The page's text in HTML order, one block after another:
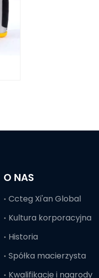
O NAS
Ccteg Xi'an Global
Kultura korporacyjna
Historia
Spółka macierzysta
Kwalifikacje i nagrody